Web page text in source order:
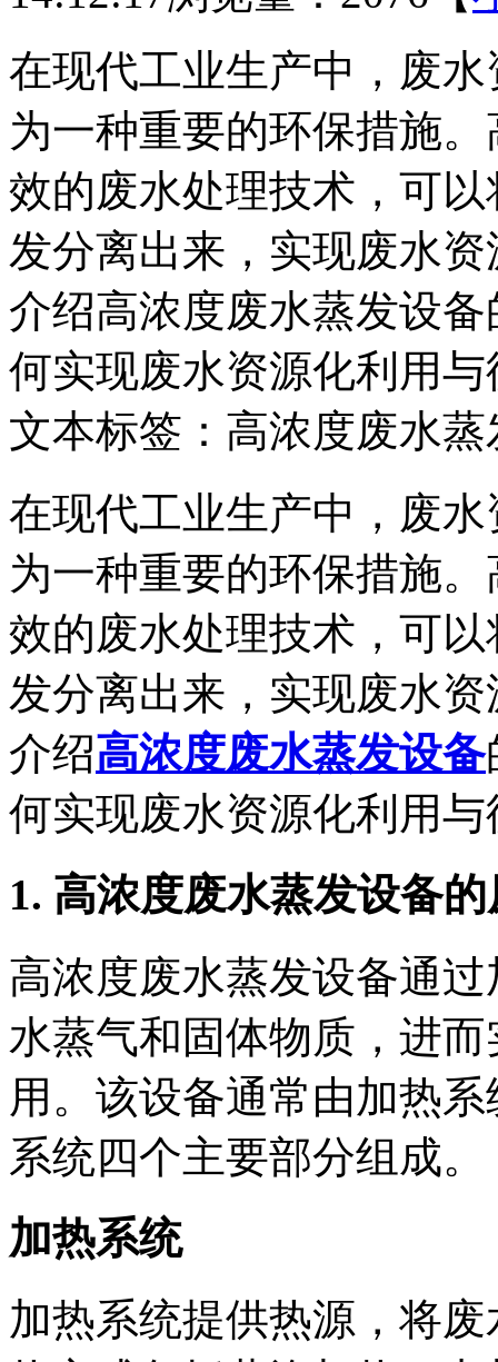
在现代工业生产中，废
为一种重要的环保措施
效的废水处理技术，可
发分离出来，实现废水
介绍高浓度废水蒸发设
何实现废水资源化利用
文本标签：高浓度废水蒸
在现代工业生产中，废
为一种重要的环保措施
效的废水处理技术，可
发分离出来，实现废水
介绍高浓度废水蒸发设备
何实现废水资源化利用
1. 高浓度废水蒸发设备
高浓度废水蒸发设备通
水蒸气和固体物质，进
用。该设备通常由加热
系统四个主要部分组成。
加热系统
加热系统提供热源，将